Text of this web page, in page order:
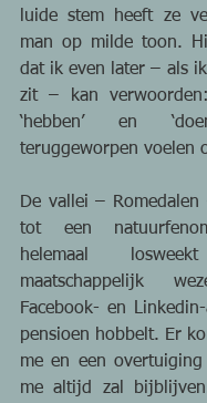
luide stem heeft ze
man op milde toon.
dat ik even later – als
zit – kan
‘hebben’ en
teruggeworpen voelen
De vallei –
tot een
helemaal
maatschappelijk
Facebook- en
pensioen hobbelt. Er
me en een
me altijd zal